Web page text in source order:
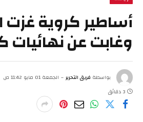
أساطير كروية غزت
وغابت عن نهائيات
بواسطة فريق التحرير الجمعة 01 مايو 11:42 ص
3 دقائق